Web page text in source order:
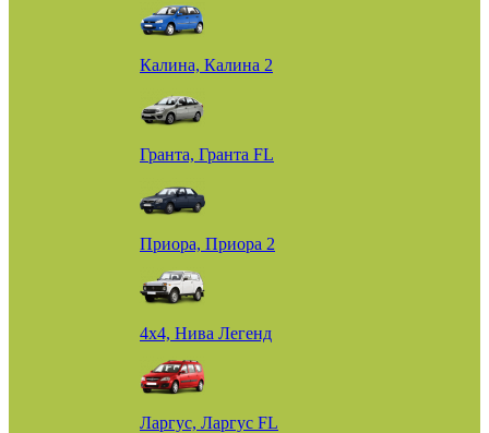
Калина, Калина 2
Гранта, Гранта FL
Приора, Приора 2
4х4, Нива Легенд
Ларгус, Ларгус FL